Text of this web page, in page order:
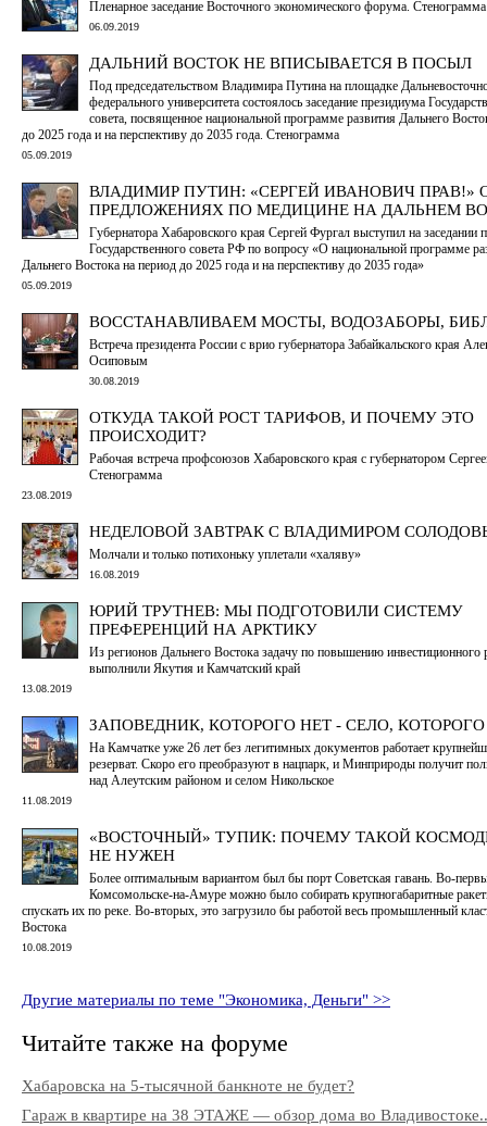
Пленарное заседание Восточного экономического форума. Стенограмма
06.09.2019
ДАЛЬНИЙ ВОСТОК НЕ ВПИСЫВАЕТСЯ В ПОСЫЛ
Под председательством Владимира Путина на площадке
федерального университета состоялось заседание президиума
совета, посвященное национальной программе развития Дальнего
до 2025 года и на перспективу до 2035 года. Стенограмма
05.09.2019
ВЛАДИМИР ПУТИН: «СЕРГЕЙ ИВАНОВИЧ ПРАВ!»
ПРЕДЛОЖЕНИЯХ ПО МЕДИЦИНЕ НА ДАЛЬНЕМ
Губернатора Хабаровского края Сергей Фургал выступил на заседании
Государственного совета РФ по вопросу «О национальной программе
Дальнего Востока на период до 2025 года и на перспективу до 2035 года»
05.09.2019
ВОССТАНАВЛИВАЕМ МОСТЫ, ВОДОЗАБОРЫ,
Встреча президента России с врио губернатора Забайкальского края
Осиповым
30.08.2019
ОТКУДА ТАКОЙ РОСТ ТАРИФОВ, И ПОЧЕМУ ЭТО
ПРОИСХОДИТ?
Рабочая встреча профсоюзов Хабаровского края с губернатором
Стенограмма
23.08.2019
НЕДЕЛОВОЙ ЗАВТРАК С ВЛАДИМИРОМ
Молчали и только потихоньку уплетали «халяву»
16.08.2019
ЮРИЙ ТРУТНЕВ: МЫ ПОДГОТОВИЛИ СИСТЕМУ
ПРЕФЕРЕНЦИЙ НА АРКТИКУ
Из регионов Дальнего Востока задачу по повышению инвестиционного
выполнили Якутия и Камчатский край
13.08.2019
ЗАПОВЕДНИК, КОТОРОГО НЕТ - СЕЛО, КОТОРОГО
На Камчатке уже 26 лет без легитимных документов работает
резерват. Скоро его преобразуют в нацпарк, и Минприроды получит
над Алеутским районом и селом Никольское
11.08.2019
«ВОСТОЧНЫЙ» ТУПИК: ПОЧЕМУ ТАКОЙ
НЕ НУЖЕН
Более оптимальным вариантом был бы порт Советская гавань. Во-
Комсомольске-на-Амуре можно было собирать крупногабаритные
спускать их по реке. Во-вторых, это загрузило бы работой весь промышленный
Востока
10.08.2019
Другие материалы по теме "Экономика, Деньги" >>
Читайте также на форуме
Хабаровска на 5-тысячной банкноте не будет?
Гараж в квартире на 38 ЭТАЖЕ — обзор дома во